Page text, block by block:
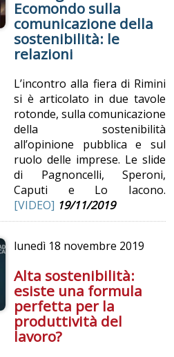
Ecomondo sulla
comunicazione della
sostenibilità: le
relazioni
L’incontro alla fiera di Rimini
si è articolato in due tavole
rotonde, sulla comunicazione
della sostenibilità
all’opinione pubblica e sul
ruolo delle imprese. Le slide
di Pagnoncelli, Speroni,
Caputi e Lo Iacono.
[VIDEO] 19/11/2019
lunedì 18 novembre 2019
Alta sostenibilità:
esiste una formula
perfetta per la
produttività del
lavoro?